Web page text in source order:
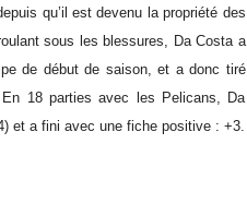
qu’il est devenu la propriété des
sous les blessures, Da Costa a
de début de saison, et a donc tiré
18 parties avec les Pelicans, Da
et a fini avec une fiche positive : +3.